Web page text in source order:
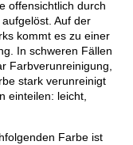
offensichtlich durch
Auf der
kommt es zu einer
In schweren Fällen
Farbverunreinigung,
stark verunreinigt
einteilen: leicht,
Farbe ist